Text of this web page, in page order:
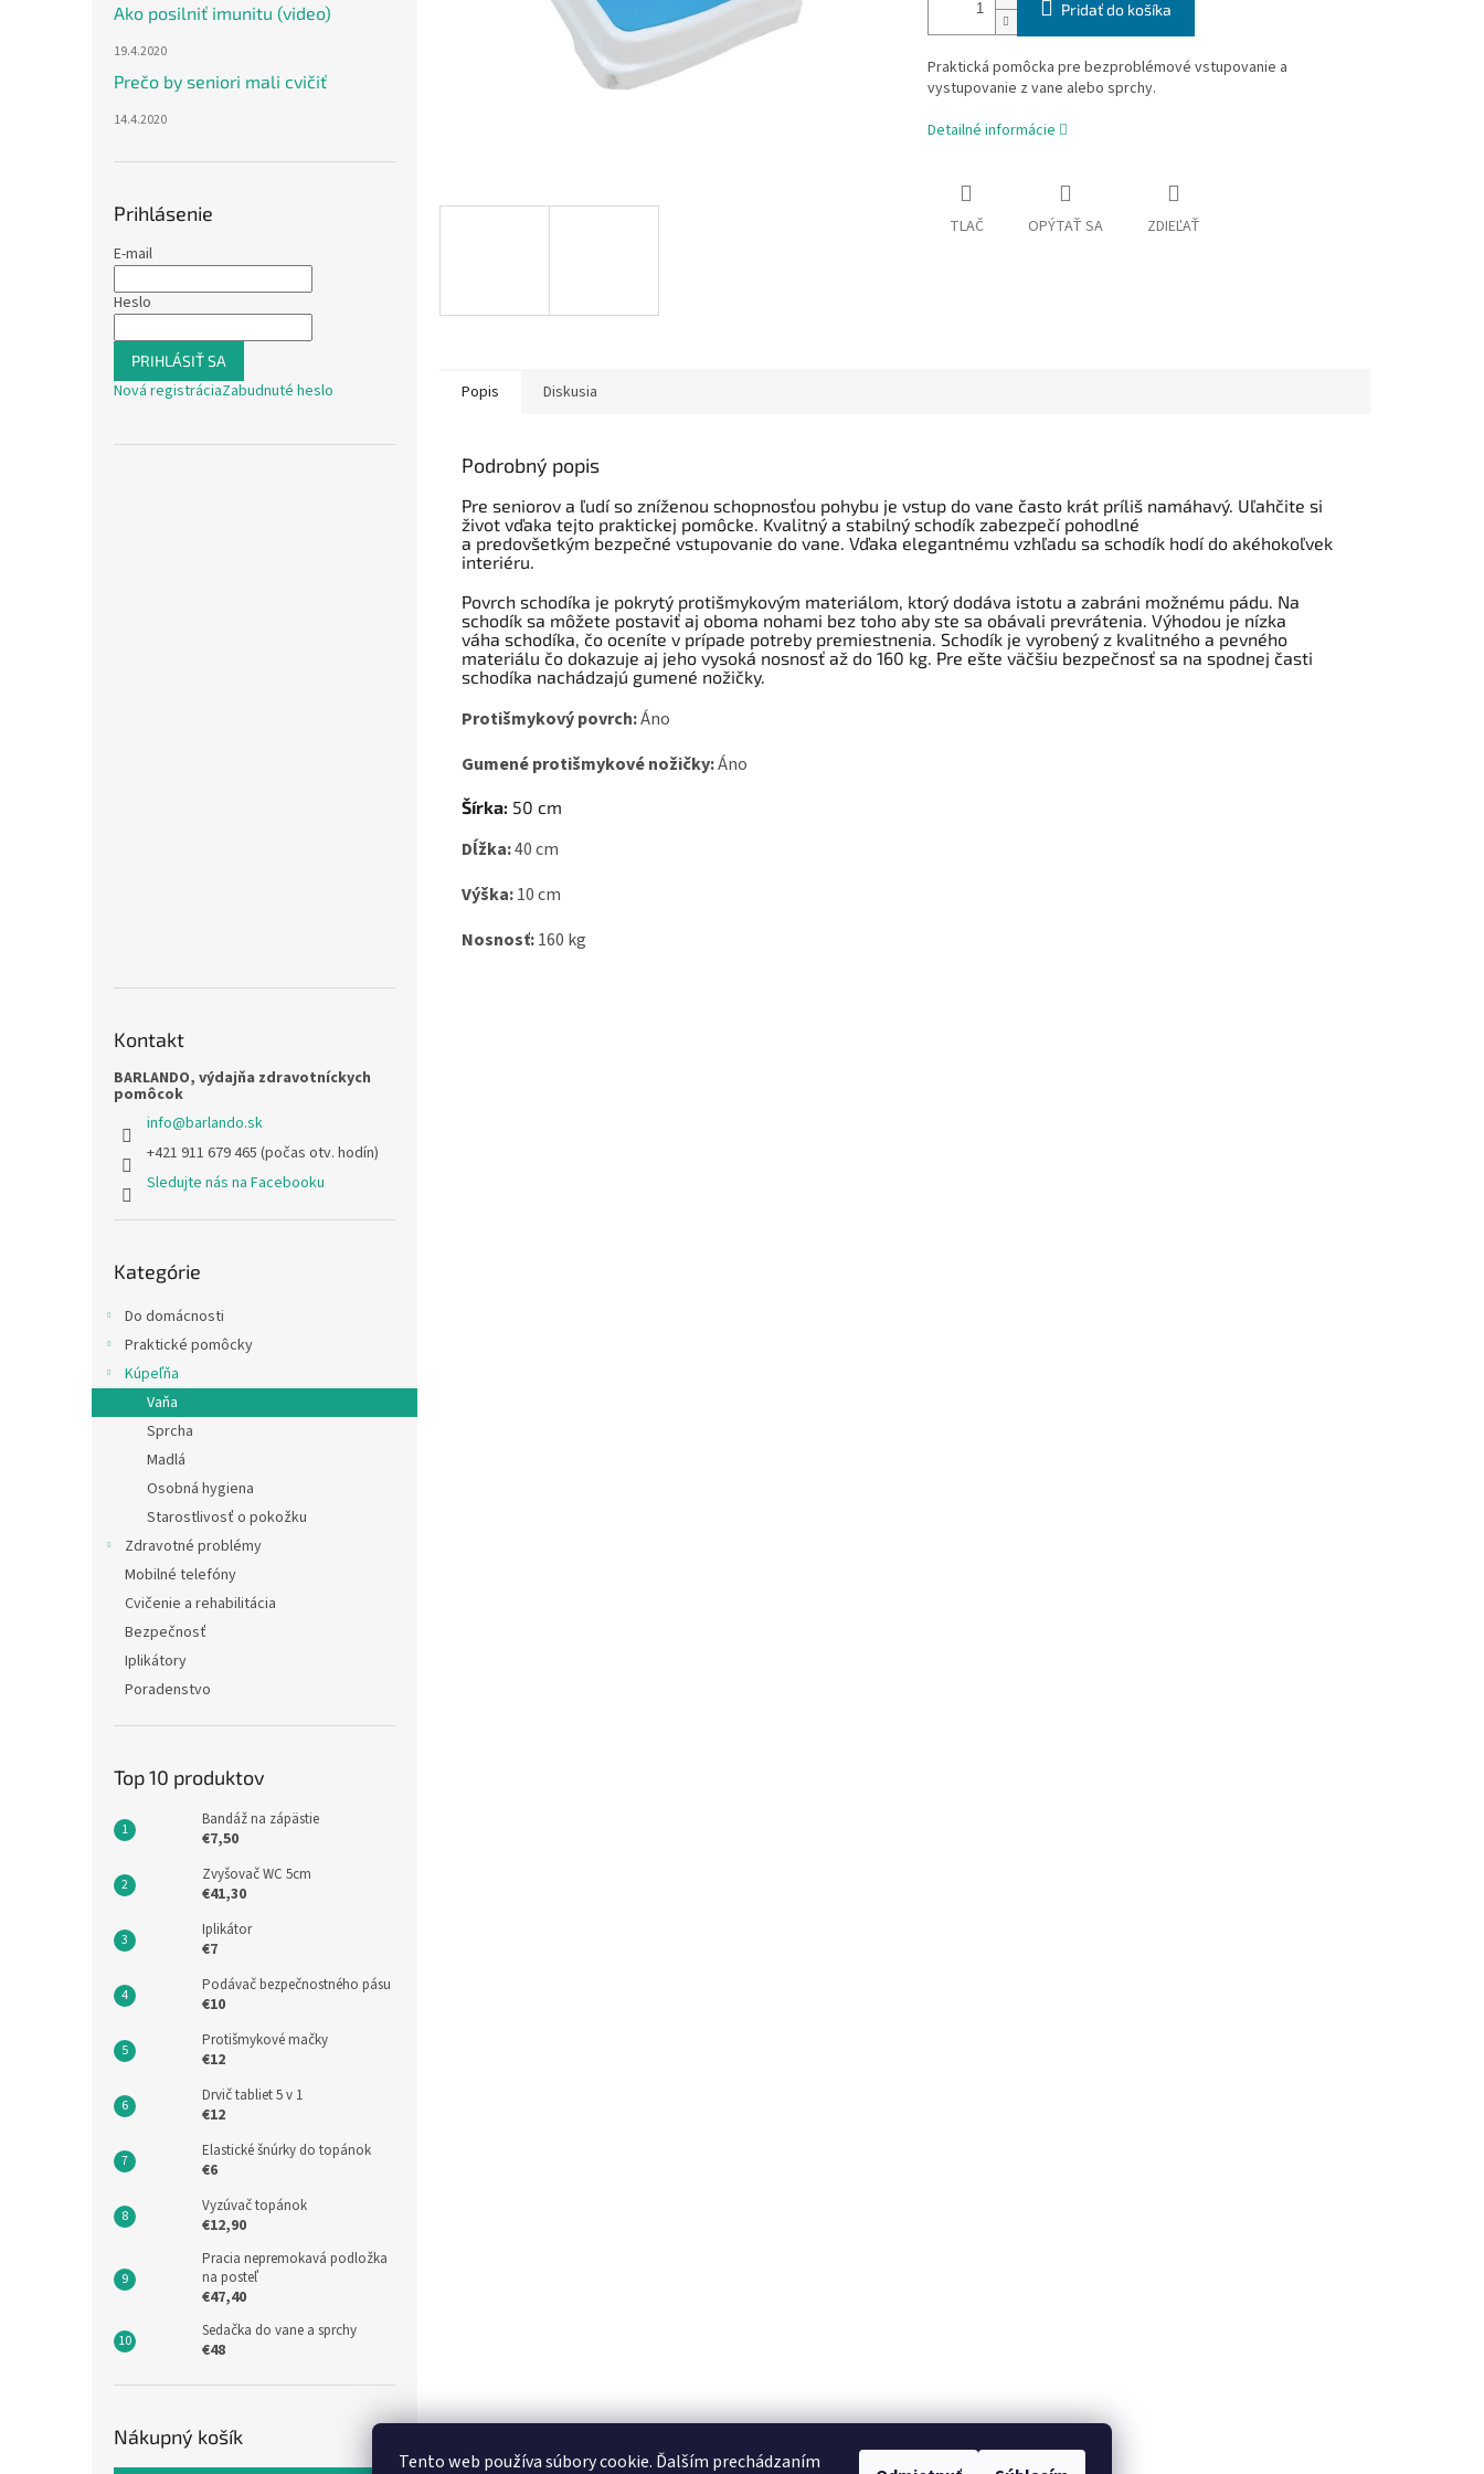
Tento web používa súbory cookie. Ďalším prechádzaním
Ako posilniť imunitu (video)
19.4.2020
Prečo by seniori mali cvičiť
14.4.2020
Prihlásenie
E-mail
Heslo
PRIHLÁSIŤ SA
Nová registráciaZabudnuté heslo
Kontakt
BARLANDO, výdajňa zdravotníckych
pomôcok
info@barlando.sk
+421 911 679 465 (počas otv. hodín)
Sledujte nás na Facebooku
kategórie
Kategórie
Do domácnosti
Praktické pomôcky
Kúpeľňa
Vaňa
Sprcha
Madlá
Osobná hygiena
Starostlivosť o pokožku
Zdravotné problémy
Mobilné telefóny
Cvičenie a rehabilitácia
Bezpečnosť
Iplikátory
Poradenstvo
Top 10 produktov
Bandáž na zápästie
€7,50
Zvyšovač WC 5cm
€41,30
Iplikátor
€7
Podávač bezpečnostného pásu
€10
Protišmykové mačky
€12
Drvič tabliet 5 v 1
€12
Elastické šnúrky do topánok
€6
Vyzúvač topánok
€12,90
Pracia nepremokavá podložka
na posteľ
€47,40
Sedačka do vane a sprchy
€48
Nákupný košík
Pridať do košíka
Praktická pomôcka pre bezproblémové vstupovanie a
vystupovanie z vane alebo sprchy.
Detailné informácie
TLAČ OPÝTAŤ SA ZDIEĽAŤ
Popis Diskusia
Podrobný popis
Pre seniorov a ľudí so zníženou schopnosťou pohybu je vstup do vane často krát príliš namáhavý. Uľahčite si
život vďaka tejto praktickej pomôcke. Kvalitný a stabilný schodík zabezpečí pohodlné
a predovšetkým bezpečné vstupovanie do vane. Vďaka elegantnému vzhľadu sa schodík hodí do akéhokoľvek
interiéru.
Povrch schodíka je pokrytý protišmykovým materiálom, ktorý dodáva istotu a zabráni možnému pádu. Na
schodík sa môžete postaviť aj oboma nohami bez toho aby ste sa obávali prevrátenia. Výhodou je nízka
váha schodíka, čo oceníte v prípade potreby premiestnenia. Schodík je vyrobený z kvalitného a pevného
materiálu čo dokazuje aj jeho vysoká nosnosť až do 160 kg. Pre ešte väčšiu bezpečnosť sa na spodnej časti
schodíka nachádzajú gumené nožičky.
Protišmykový povrch:Áno
Gumené protišmykové nožičky:Áno
Šírka: 50 cm
Dĺžka:40 cm
Výška:10 cm
Nosnosť:160 kg